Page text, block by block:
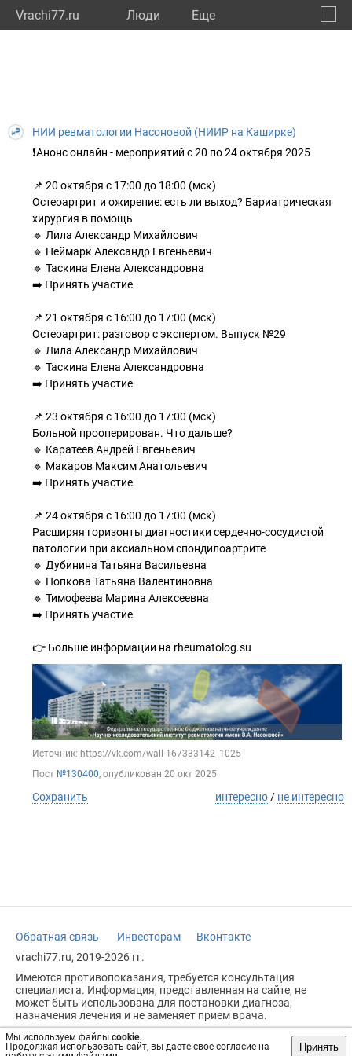
Vrachi77.ru Люди Eще
Мы используем файлы cookie.
Продолжая использовать сайт, вы даете свое согласие на
Принять
НИИ ревматологии Насоновой (НИИР на Каширке)
❗️Анонс онлайн - мероприятий с 20 по 24 октября 2025
📌 20 октября с 17:00 до 18:00 (мск)
Остеоартрит и ожирение: есть ли выход? Бариатрическая
хирургия в помощь
🔹 Лила Александр Михайлович
🔹 Неймарк Александр Евгеньевич
🔹 Таскина Елена Александровна
➡️ Принять участие
📌 21 октября с 16:00 до 17:00 (мск)
Остеоартрит: разговор с экспертом. Выпуск №29
🔹 Лила Александр Михайлович
🔹 Таскина Елена Александровна
➡️ Принять участие
📌 23 октября с 16:00 до 17:00 (мск)
Больной прооперирован. Что дальше?
🔹 Каратеев Андрей Евгеньевич
🔹 Макаров Максим Анатольевич
➡️ Принять участие
📌 24 октября с 16:00 до 17:00 (мск)
Расширяя горизонты диагностики сердечно-сосудистой
патологии при аксиальном спондилоартрите
🔹 Дубинина Татьяна Васильевна
🔹 Попкова Татьяна Валентиновна
🔹 Тимофеева Марина Алексеевна
➡️ Принять участие
👉 Больше информации на rheumatolog.su
Источник: https://vk.com/wall-167333142_1025
Пост №130400, опубликован 20 окт 2025
Сохранить интересно / не интересно
Обратная связь Инвесторам
Вконтакте
vrachi77.ru, 2019-2026 гг.
Имеются противопоказания, требуется консультация
специалиста. Информация, представленная на сайте, не
может быть использована для постановки диагноза,
назначения лечения и не заменяет прием врача.
Возрастное ограничение: 18+